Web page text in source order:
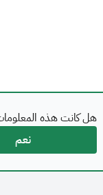
هل كانت هذه
نعم